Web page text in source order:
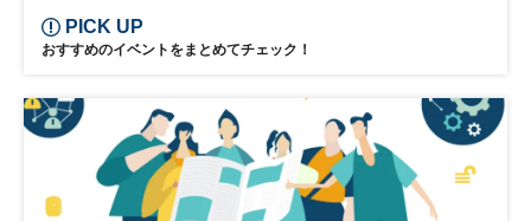
PICK UP
おすすめのイベントをまとめてチェック！